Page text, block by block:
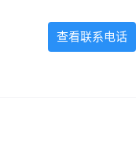
查看联系电话